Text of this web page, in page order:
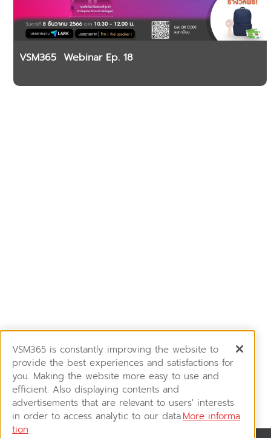
VSM365 Webinar Ep. 18
VSM365 is constantly improving the website to
provide the best experiences and satisfactions for
you. Making the website more easy to use and
efficient. Also displaying contents and
advertisements that are relevant to users' interests
in order to access analytic to our data.More informa
tion